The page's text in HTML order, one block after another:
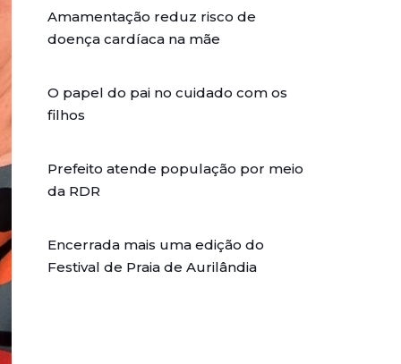
Amamentação reduz risco de
doença cardíaca na mãe
O papel do pai no cuidado com os
filhos
Prefeito atende população por meio
da RDR
Encerrada mais uma edição do
Festival de Praia de Aurilândia